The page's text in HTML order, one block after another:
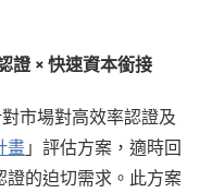
證 × 快速資本銜接
市場對高效率認證及
畫 」評估方案，適時回
證的迫切需求。此方案